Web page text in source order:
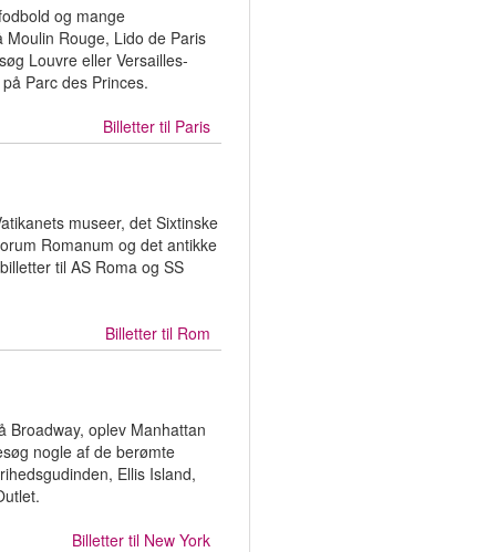
og mange
Rouge, Lido de Paris
Louvre eller Versailles-
Parc des Princes.
Billetter tilParis
museer, det Sixtinske
Romanum og det antikke
til AS Roma og SS
Billetter tilRom
Broadway, oplev Manhattan
nogle af de berømte
Ellis Island,
Billetter tilNew York